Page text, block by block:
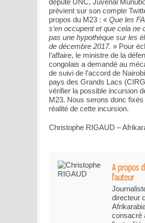
député UNC, Juvénal
prévient sur son compte
propos du M23 : « Que les
s’en occupent et que cela ne
pas une hypothèque sur les
de décembre 2017. » Pour
l’affaire, le ministre de la
congolais a demandé au
de suivi de l’accord de
pays des Grands Lacs
vérifier la possible incursion
M23. Nous serons donc
réalité de cette incursion.
Christophe RIGAUD –
directeur
consacré